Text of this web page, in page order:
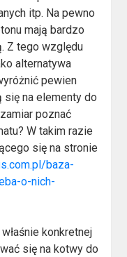
itp. Na pewno
mają bardzo
Z tego względu
alternatywa
pewien
się na elementy do
poznać
W takim razie
się na stronie
baza-
o-nich-
konkretnej
się na kotwy do